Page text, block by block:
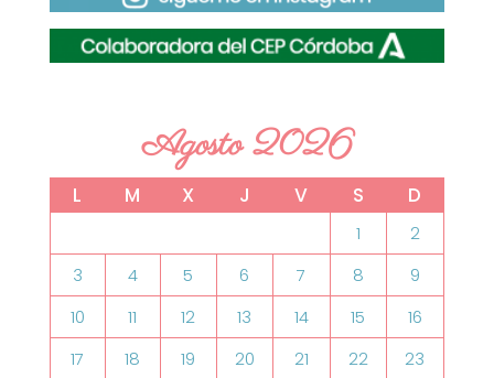
Agosto 2026
L M X J V S D
1
2
3
4 5 6 7 8
9
10
11 12 13 14 15
16
17
18 19 20 21 22
23